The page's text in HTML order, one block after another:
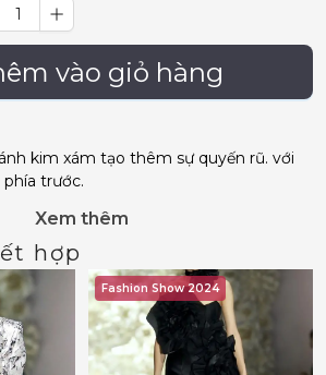
vào giỏ hàng
kim xám tạo thêm sự quyến rũ. với
trước.
Xem thêm
hợp
Fashion Show 2024